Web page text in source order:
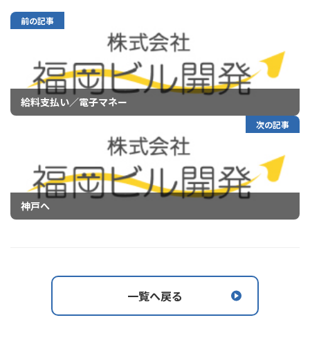
前の記事
給料支払い／電子マネー
次の記事
神戸へ
一覧へ戻る